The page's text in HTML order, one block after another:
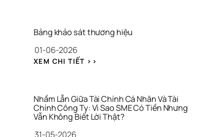
P
G
C
H
Bảng khảo sát thương hiệu
01-06-2026
XEM CHI TIẾT >>
G
K
H
Nhầm Lẫn Giữa Tài Chính Cá Nhân Và Tài
Chính Công Ty: Vì Sao SME Có Tiền Nhưng
Vẫn Không Biết Lời Thật?
31-05-2026